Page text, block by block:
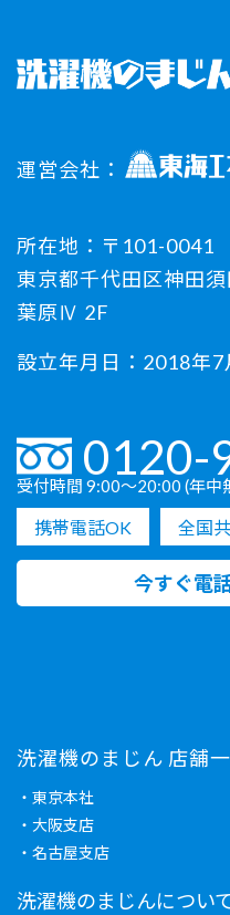
運営会社：
所在地：〒101-0041
東京都千代田区神田
葉原Ⅳ 2F
設立年月日：2018年7
0120-
受付時間 9:00〜20:00 (年中
携帯電話OK 全国
今すぐ電
洗濯機のまじん 店舗
・東京本社
・大阪支店
・名古屋支店
洗濯機のまじんについ